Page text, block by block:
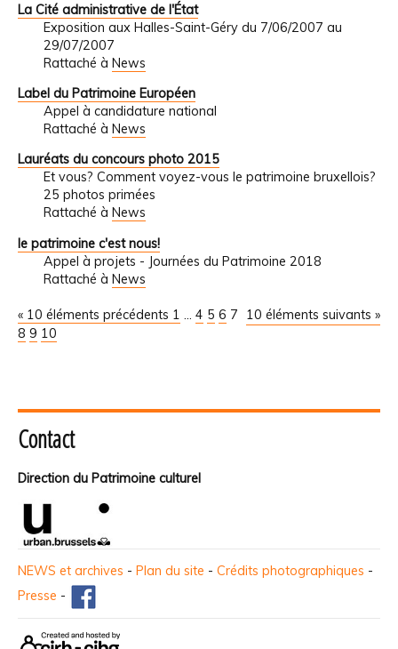
La Cité administrative de l'État
Exposition aux Halles-Saint-Géry du 7/06/2007 au
29/07/2007
Rattaché à News
Label du Patrimoine Européen
Appel à candidature national
Rattaché à News
Lauréats du concours photo 2015
Et vous? Comment voyez-vous le patrimoine bruxellois?
25 photos primées
Rattaché à News
le patrimoine c'est nous!
Appel à projets - Journées du Patrimoine 2018
Rattaché à News
« 10 éléments précédents 10 éléments suivants »
1 ... 4 5 6 7
8 9 10
Contact
Direction du Patrimoine culturel
NEWS et archives - Plan du site - Crédits photographiques -
Presse -